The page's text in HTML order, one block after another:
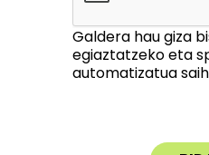
Galdera hau giza
egiaztatzeko eta
automatizatua